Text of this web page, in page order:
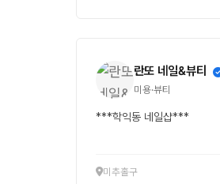
란또 네일&뷰티
미용·뷰티
***학익동 네일샵***
미추홀구